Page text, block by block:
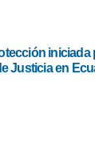
Justicia en